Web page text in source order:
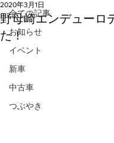
全ての記事
お知らせ
イベント
新車
中古車
つぶやき
野母崎エンデューロ
た！
2020年3月1日